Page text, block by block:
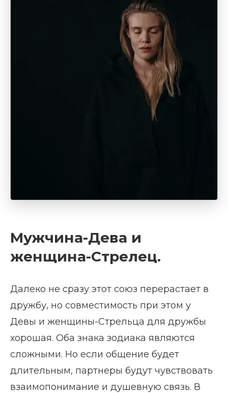
Мужчина-Дева и
женщина-Стрелец.
Далеко не сразу этот союз перерастает в
дружбу, но совместимость при этом у
Девы и женщины-Стрельца для дружбы
хорошая. Оба знака зодиака являются
сложными. Но если общение будет
длительным, партнеры будут чувствовать
взаимопонимание и душевную связь. В